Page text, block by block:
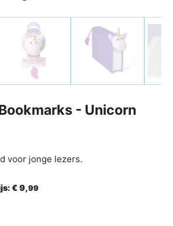
- Unicorn
voor jonge lezers.
€ 9,99